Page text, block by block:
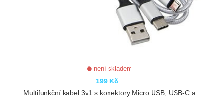
není skladem
199 Kč
Multifunkční kabel 3v1 s konektory Micro USB, USB-C a